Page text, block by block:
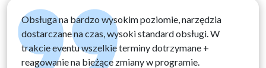
Obsługa na bardzo wysokim poziomie, narzędzia
dostarczane na czas, wysoki standard obsługi. W
trakcie eventu wszelkie terminy dotrzymane +
reagowanie na bieżące zmiany w programie.